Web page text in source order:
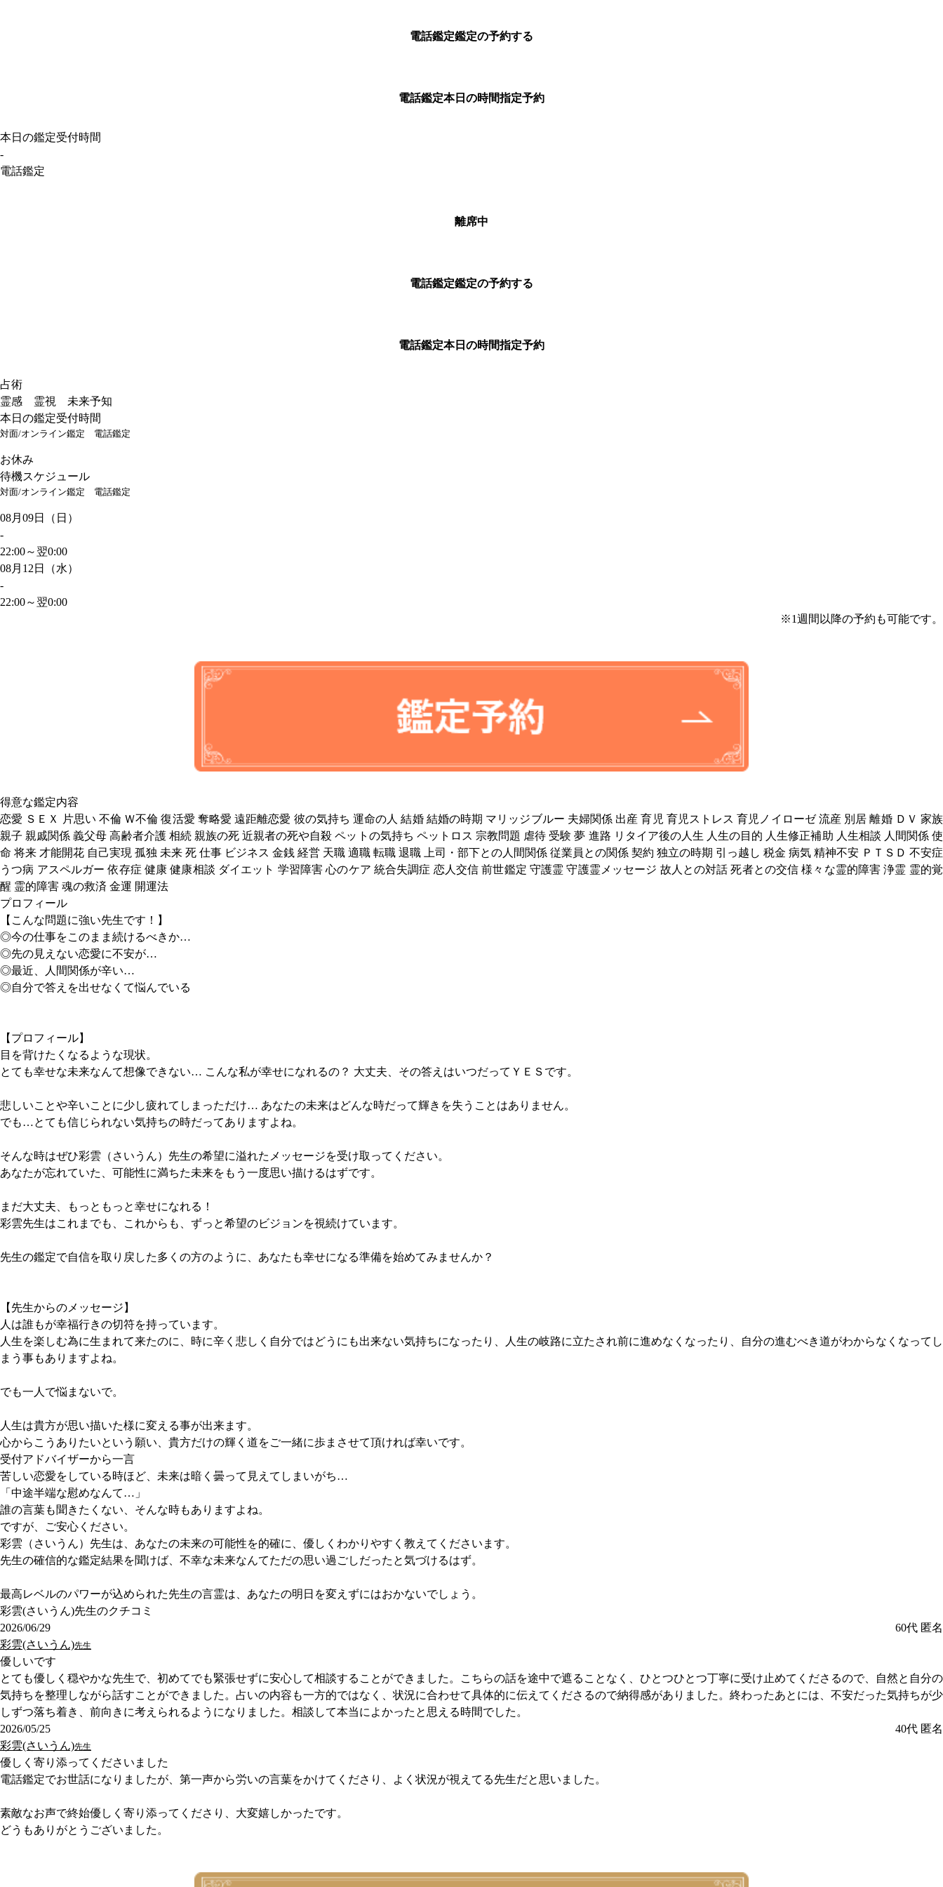
電話鑑定鑑定の予約する
電話鑑定本日の時間指定予約
本日の鑑定受付時間
-
電話鑑定
離席中
電話鑑定鑑定の予約する
電話鑑定本日の時間指定予約
占術
霊感 霊視 未来予知
本日の鑑定受付時間
対面/オンライン鑑定 電話鑑定
お休み
待機スケジュール
対面/オンライン鑑定 電話鑑定
08月09日（日）
-
22:00～翌0:00
08月12日（水）
-
22:00～翌0:00
※1週間以降の予約も可能です。
得意な鑑定内容
恋愛 ＳＥＸ 片思い 不倫 Ｗ不倫 復活愛 奪略愛 遠距離恋愛 彼の気持ち 運命の人 結婚 結婚の時期 マリッジブルー 夫婦関係 出産 育児 育児ストレス 育児ノイローゼ 流産 別居 離婚 ＤＶ 家族
親子 親戚関係 義父母 高齢者介護 相続 親族の死 近親者の死や自殺 ペットの気持ち ペットロス 宗教問題 虐待 受験 夢 進路 リタイア後の人生 人生の目的 人生修正補助 人生相談 人間関係 使
命 将来 才能開花 自己実現 孤独 未来 死 仕事 ビジネス 金銭 経営 天職 適職 転職 退職 上司・部下との人間関係 従業員との関係 契約 独立の時期 引っ越し 税金 病気 精神不安 ＰＴＳＤ 不安症
うつ病 アスペルガー 依存症 健康 健康相談 ダイエット 学習障害 心のケア 統合失調症 恋人交信 前世鑑定 守護霊 守護霊メッセージ 故人との対話 死者との交信 様々な霊的障害 浄霊 霊的覚
醒 霊的障害 魂の救済 金運 開運法
プロフィール
【こんな問題に強い先生です！】
◎今の仕事をこのまま続けるべきか…
◎先の見えない恋愛に不安が…
◎最近、人間関係が辛い…
◎自分で答えを出せなくて悩んでいる
【プロフィール】
目を背けたくなるような現状。
とても幸せな未来なんて想像できない… こんな私が幸せになれるの？ 大丈夫、その答えはいつだってＹＥＳです。
悲しいことや辛いことに少し疲れてしまっただけ… あなたの未来はどんな時だって輝きを失うことはありません。
でも…とても信じられない気持ちの時だってありますよね。
そんな時はぜひ彩雲（さいうん）先生の希望に溢れたメッセージを受け取ってください。
あなたが忘れていた、可能性に満ちた未来をもう一度思い描けるはずです。
まだ大丈夫、もっともっと幸せになれる！
彩雲先生はこれまでも、これからも、ずっと希望のビジョンを視続けています。
先生の鑑定で自信を取り戻した多くの方のように、あなたも幸せになる準備を始めてみませんか？
【先生からのメッセージ】
人は誰もが幸福行きの切符を持っています。
人生を楽しむ為に生まれて来たのに、時に辛く悲しく自分ではどうにも出来ない気持ちになったり、人生の岐路に立たされ前に進めなくなったり、自分の進むべき道がわからなくなってし
まう事もありますよね。
でも一人で悩まないで。
人生は貴方が思い描いた様に変える事が出来ます。
心からこうありたいという願い、貴方だけの輝く道をご一緒に歩まさせて頂ければ幸いです。
受付アドバイザーから一言
苦しい恋愛をしている時ほど、未来は暗く曇って見えてしまいがち…
「中途半端な慰めなんて…」
誰の言葉も聞きたくない、そんな時もありますよね。
ですが、ご安心ください。
彩雲（さいうん）先生は、あなたの未来の可能性を的確に、優しくわかりやすく教えてくださいます。
先生の確信的な鑑定結果を聞けば、不幸な未来なんてただの思い過ごしだったと気づけるはず。
最高レベルのパワーが込められた先生の言霊は、あなたの明日を変えずにはおかないでしょう。
彩雲(さいうん)先生のクチコミ
2026/06/29
60代 匿名
彩雲(さいうん)先生
優しいです
とても優しく穏やかな先生で、初めてでも緊張せずに安心して相談することができました。こちらの話を途中で遮ることなく、ひとつひとつ丁寧に受け止めてくださるので、自然と自分の
気持ちを整理しながら話すことができました。占いの内容も一方的ではなく、状況に合わせて具体的に伝えてくださるので納得感がありました。終わったあとには、不安だった気持ちが少
しずつ落ち着き、前向きに考えられるようになりました。相談して本当によかったと思える時間でした。
2026/05/25
40代 匿名
彩雲(さいうん)先生
優しく寄り添ってくださいました
電話鑑定でお世話になりましたが、第一声から労いの言葉をかけてくださり、よく状況が視えてる先生だと思いました。
素敵なお声で終始優しく寄り添ってくださり、大変嬉しかったです。
どうもありがとうございました。